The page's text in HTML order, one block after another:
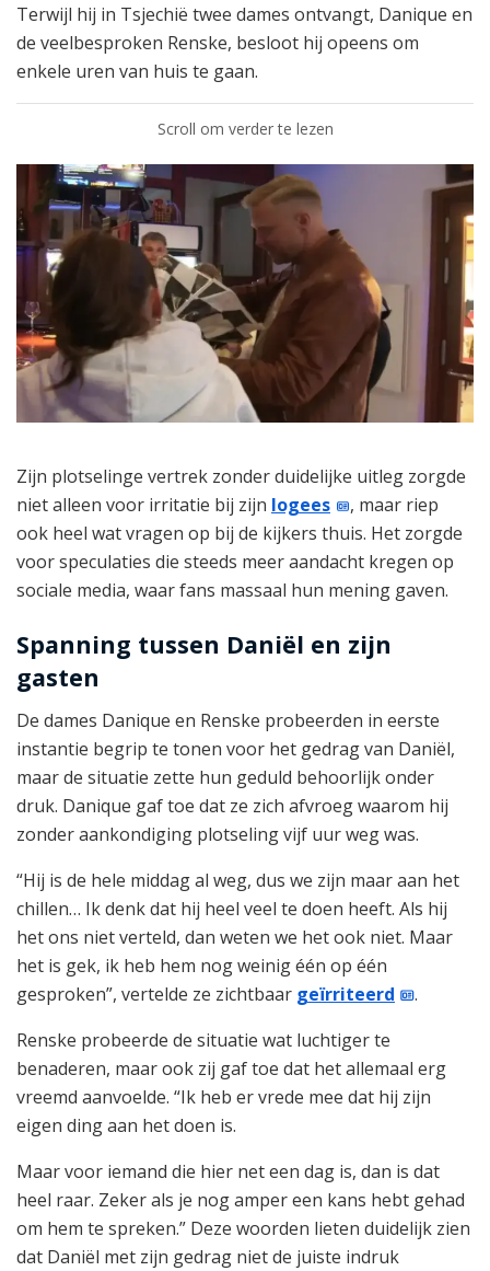
Terwijl hij in Tsjechië twee dames ontvangt, Danique en
de veelbesproken Renske, besloot hij opeens om
enkele uren van huis te gaan.
Scroll om verder te lezen
Zijn plotselinge vertrek zonder duidelijke uitleg zorgde
niet alleen voor irritatie bij zijn logees
, maar riep
ook heel wat vragen op bij de kijkers thuis. Het zorgde
voor speculaties die steeds meer aandacht kregen op
sociale media, waar fans massaal hun mening gaven.
Spanning tussen Daniël en zijn
gasten
De dames Danique en Renske probeerden in eerste
instantie begrip te tonen voor het gedrag van Daniël,
maar de situatie zette hun geduld behoorlijk onder
druk. Danique gaf toe dat ze zich afvroeg waarom hij
zonder aankondiging plotseling vijf uur weg was.
“Hij is de hele middag al weg, dus we zijn maar aan het
chillen… Ik denk dat hij heel veel te doen heeft. Als hij
het ons niet verteld, dan weten we het ook niet. Maar
het is gek, ik heb hem nog weinig één op één
gesproken”, vertelde ze zichtbaar geïrriteerd
.
Renske probeerde de situatie wat luchtiger te
benaderen, maar ook zij gaf toe dat het allemaal erg
vreemd aanvoelde. “Ik heb er vrede mee dat hij zijn
eigen ding aan het doen is.
Maar voor iemand die hier net een dag is, dan is dat
heel raar. Zeker als je nog amper een kans hebt gehad
om hem te spreken.” Deze woorden lieten duidelijk zien
dat Daniël met zijn gedrag niet de juiste indruk